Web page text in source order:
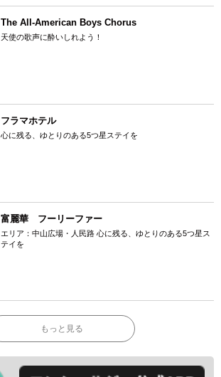
The All-American Boys Chorus
天使の歌声に酔いしれよう！
フラマホテル
心に残る、ゆとりのある5つ星ステイを
富麗華 フーリーファー
エリア：中山広場・人民路 心に残る、ゆとりのある5つ星ス
テイを
もっと見る